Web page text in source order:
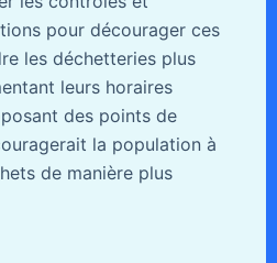
pour décourager ces
les déchetteries plus
leurs horaires
des points de
la population à
de manière plus